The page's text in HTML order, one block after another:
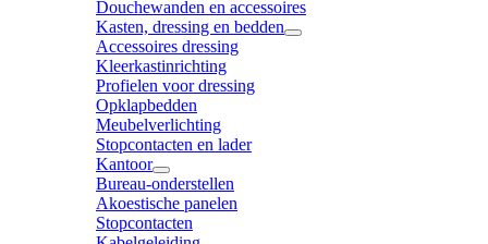
Douchewanden en accessoires
Kasten, dressing en bedden
Accessoires dressing
Kleerkastinrichting
Profielen voor dressing
Opklapbedden
Meubelverlichting
Stopcontacten en lader
Kantoor
Bureau-onderstellen
Akoestische panelen
Stopcontacten